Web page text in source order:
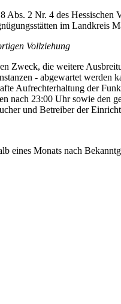
2 Nr. 4 des Hessischen
im Landkreis
Vollziehung
Zweck, die weitere
- abgewartet
Aufrechterhaltung der
nach 23:00 Uhr sowie den
und Betreiber der
eines Monats nach